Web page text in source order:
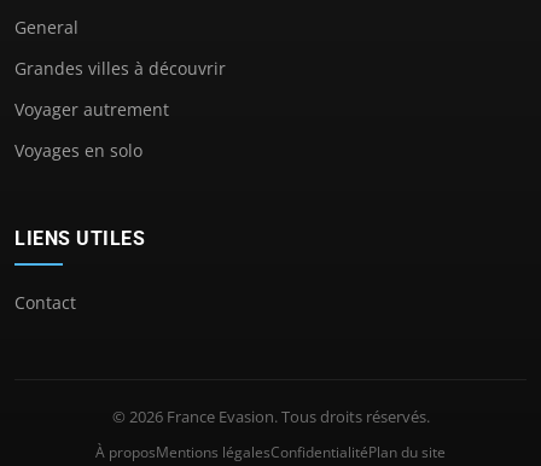
General
Grandes villes à découvrir
Voyager autrement
Voyages en solo
LIENS UTILES
Contact
© 2026 France Evasion. Tous droits réservés.
À proposMentions légalesConfidentialitéPlan du site